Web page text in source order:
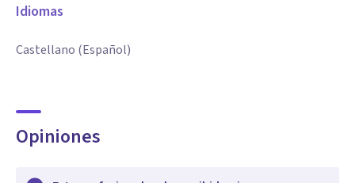
Idiomas
Castellano (Español)
Opiniones